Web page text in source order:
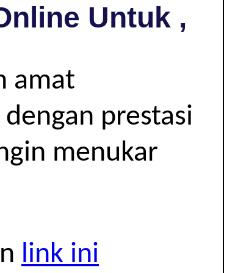
Untuk ,
amat
prestasi
menukar
link ini